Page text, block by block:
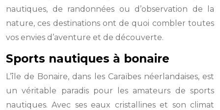
nautiques, de randonnées ou d’observation de la
nature, ces destinations ont de quoi combler toutes
vos envies d’aventure et de découverte.
Sports nautiques à bonaire
L’île de Bonaire, dans les Caraïbes néerlandaises, est
un véritable paradis pour les amateurs de sports
nautiques. Avec ses eaux cristallines et son climat